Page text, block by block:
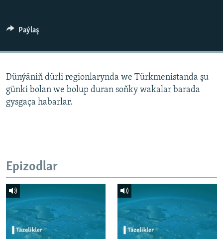
Paýlaş
Dünýäniň dürli regionlarynda we Türkmenistanda şu
günki bolan we bolup duran soňky wakalar barada
gysgaça habarlar.
Epizodlar